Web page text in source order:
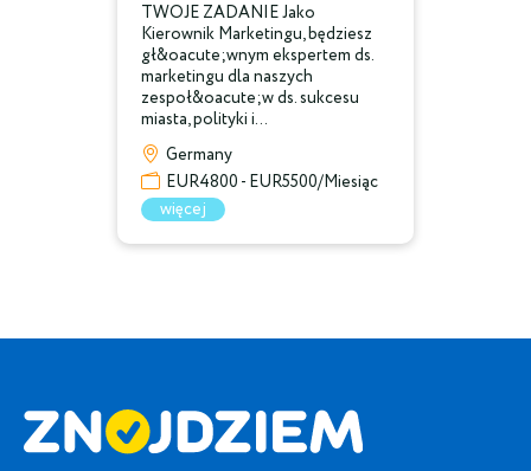
TWOJE ZADANIE Jako
Kierownik Marketingu, będziesz
gł&oacute;wnym ekspertem ds.
marketingu dla naszych
zespoł&oacute;w ds. sukcesu
miasta, polityki i...
Germany
EUR4800 - EUR5500/Miesiąc
więcej